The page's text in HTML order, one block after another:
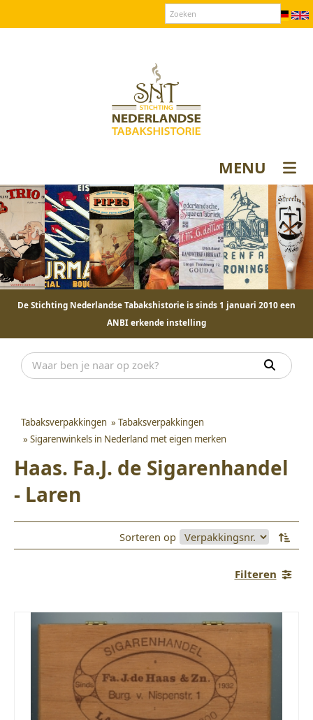
MENU
De Stichting Nederlandse Tabakshistorie is sinds 1 januari 2010 een
ANBI erkende instelling
Tabaksverpakkingen » Tabaksverpakkingen
» Sigarenwinkels in Nederland met eigen merken
Haas. Fa.J. de Sigarenhandel
- Laren
Sorteren op
Filteren